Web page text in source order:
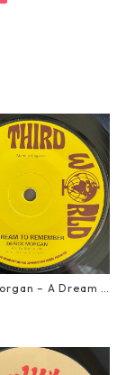
– A Dream T
【7-21824】